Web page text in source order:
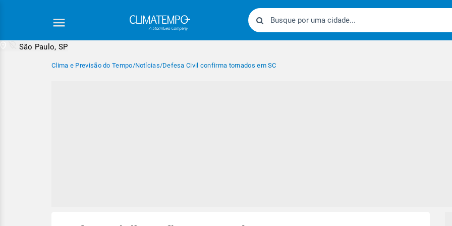
São Paulo, SP
Clima e Previsão do Tempo/Notícias/Defesa Civil confirma tornados em SC